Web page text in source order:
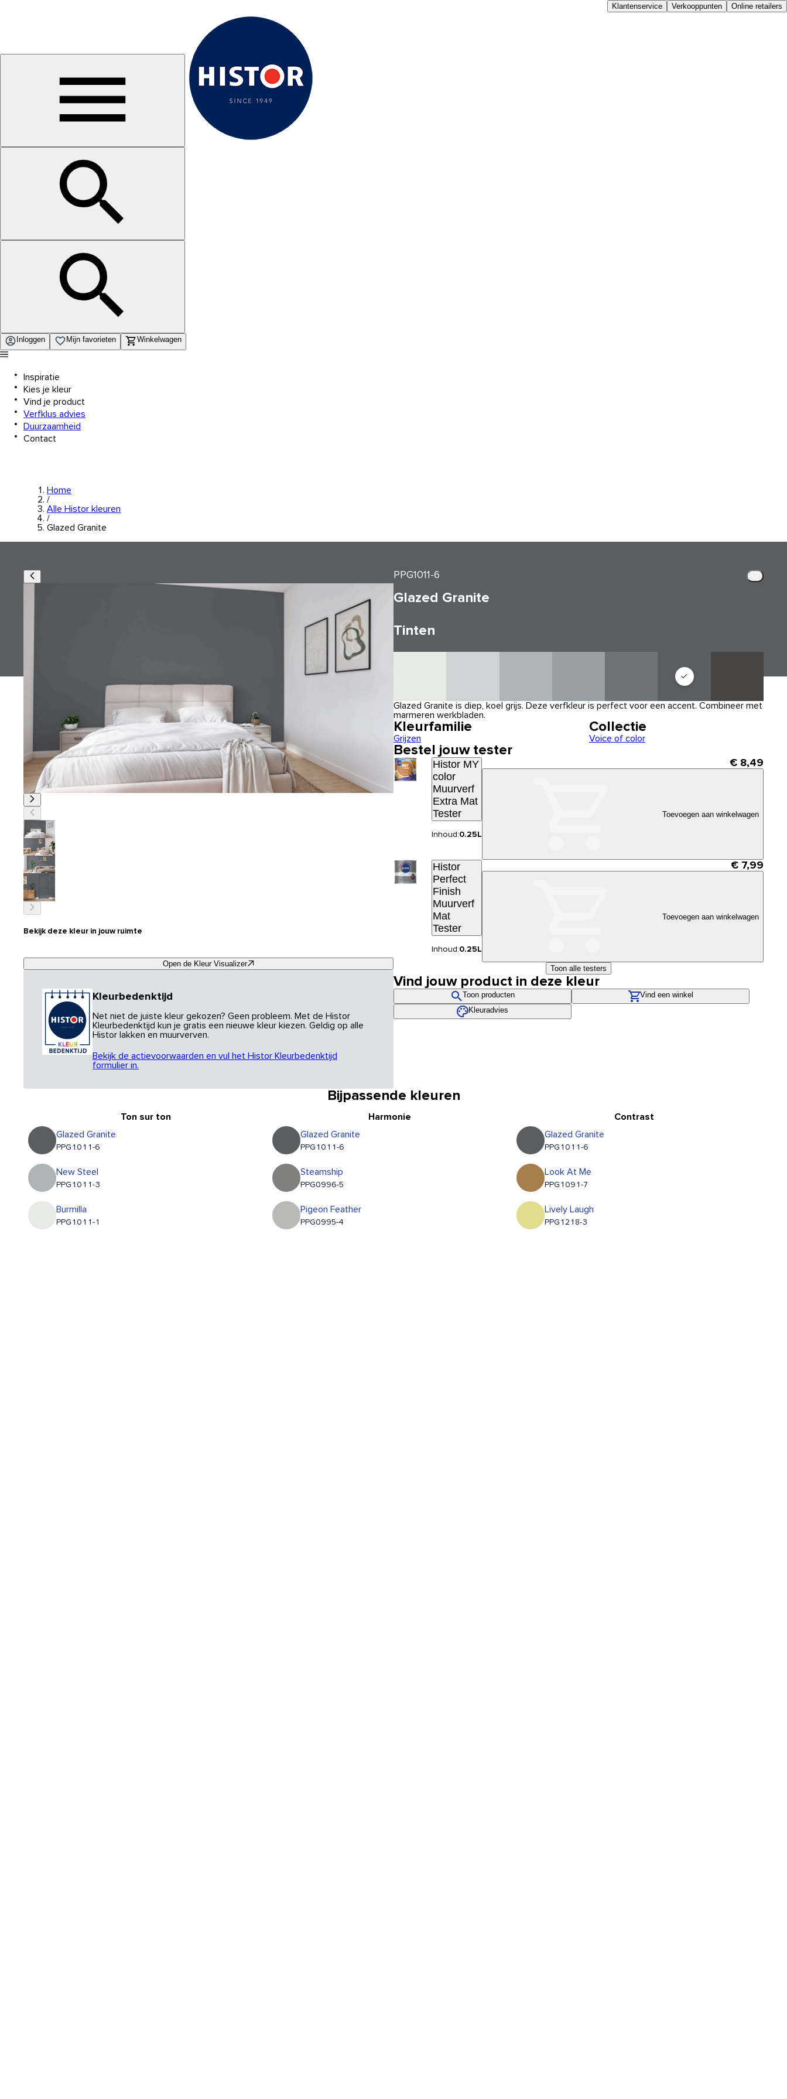
Klantenservice Verkooppunten Online retailers
Inloggen Mijn favorieten Winkelwagen
Inspiratie
Kies je kleur
Vind je product
Verfklus advies
Duurzaamheid
Contact
Home
/
Alle Histor kleuren
/
Glazed Granite
Bekijk deze kleur in jouw ruimte
Open de Kleur Visualizer
Kleurbedenktijd
Net niet de juiste kleur gekozen? Geen probleem. Met de Histor
Kleurbedenktijd kun je gratis een nieuwe kleur kiezen. Geldig op alle
Histor lakken en muurverven.
Bekijk de actievoorwaarden en vul het Histor Kleurbedenktijd
formulier in.
PPG1011-6
Glazed Granite
Tinten
Glazed Granite is diep, koel grijs. Deze verfkleur is perfect voor een accent. Combineer met
marmeren werkbladen.
Kleurfamilie
Grijzen
Collectie
Voice of color
Bestel jouw tester
Histor MY
color
Muurverf
Extra Mat
Tester
Inhoud:0.25L
€ 8,49
Toevoegen aan winkelwagen
Histor
Perfect
Finish
Muurverf
Mat
Tester
Inhoud:0.25L
€ 7,99
Toevoegen aan winkelwagen
Toon alle testers
Vind jouw product in deze kleur
Toon producten
Vind een winkel
Kleuradvies
Bijpassende kleuren
Ton sur ton
Glazed Granite
PPG1011-6
New Steel
PPG1011-3
Burmilla
PPG1011-1
Harmonie
Glazed Granite
PPG1011-6
Steamship
PPG0996-5
Pigeon Feather
PPG0995-4
Contrast
Glazed Granite
PPG1011-6
Look At Me
PPG1091-7
Lively Laugh
PPG1218-3